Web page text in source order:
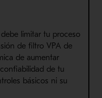
limitar tu proceso
de filtro VPA de
de aumentar
de tu
básicos ni su